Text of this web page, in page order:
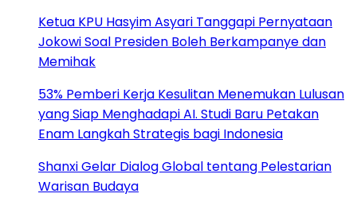
Ketua KPU Hasyim Asyari Tanggapi Pernyataan
Jokowi Soal Presiden Boleh Berkampanye dan
Memihak
53% Pemberi Kerja Kesulitan Menemukan Lulusan
yang Siap Menghadapi AI. Studi Baru Petakan
Enam Langkah Strategis bagi Indonesia
Shanxi Gelar Dialog Global tentang Pelestarian
Warisan Budaya